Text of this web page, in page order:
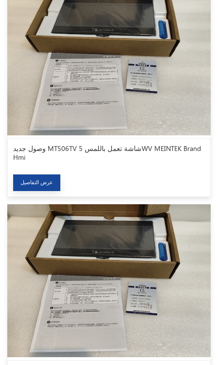
وصول جديد MT506TV شاشة تعمل باللمس 5WV MEINTEK Brand
Hmi
عرض التفاصيل